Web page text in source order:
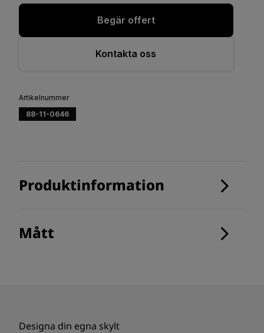
Begär offert
Kontakta oss
Artikelnummer
88-11-0646
Produktinformation
Mått
Designa din egna skylt